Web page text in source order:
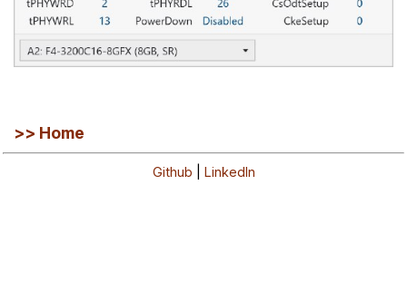
>> Home
Github LinkedIn